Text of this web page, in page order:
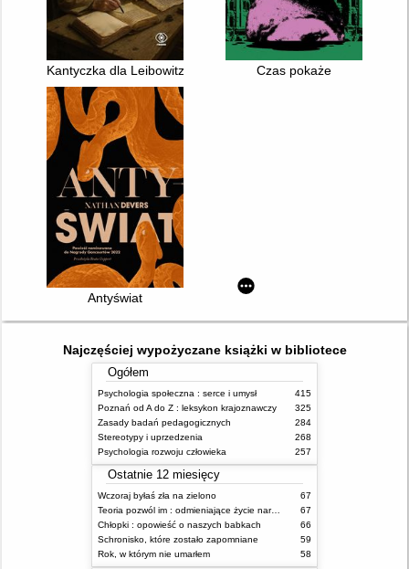
Kantyczka dla Leibowitza Czas pokaże
Antyświat
Najczęściej wypożyczane książki w bibliotece
Ogółem
Psychologia społeczna : serce i umysł
415
Poznań od A do Z : leksykon krajoznawczy
325
Zasady badań pedagogicznych
284
Stereotypy i uprzedzenia
268
Psychologia rozwoju człowieka
257
Ostatnie 12 miesięcy
Wczoraj byłaś zła na zielono
67
Teoria pozwól im : odmieniające życie narzędzie, o którym mówią miliony ludzi
67
Chłopki : opowieść o naszych babkach
66
Schronisko, które zostało zapomniane
59
Rok, w którym nie umarłem
58